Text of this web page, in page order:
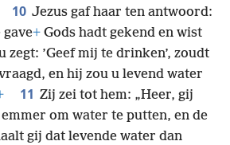
10 Jezus gaf haar ten antwoord:
+ Gods hadt gekend en wist
zegt: ’Geef mij te drinken’, zoudt
en hij zou u levend water
11 Zij zei tot hem: „Heer, gij
om water te putten, en de
gij dat levende water dan